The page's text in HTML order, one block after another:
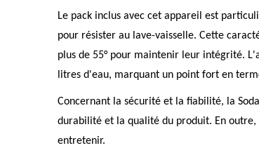
Le pack inclus avec cet appareil est
pour résister au lave-vaisselle. Cette
plus de 55° pour maintenir leur intégrité.
litres d'eau, marquant un point fort en
Concernant la sécurité et la fiabilité, la
durabilité et la qualité du produit. En
entretenir.